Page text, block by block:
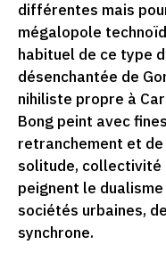
différentes mais
mégalopole
habituel de ce type
désenchantée de
nihiliste propre à
Bong peint avec
retranchement et
solitude, collectivité
peignent le
sociétés urbaines,
synchrone.